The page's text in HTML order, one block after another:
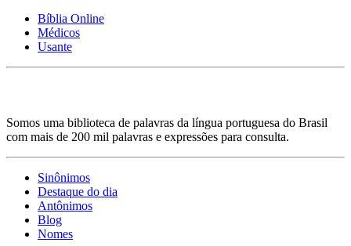
Bíblia Online
Médicos
Usante
Somos uma biblioteca de palavras da língua portuguesa do Brasil
com mais de 200 mil palavras e expressões para consulta.
Sinônimos
Destaque do dia
Antônimos
Blog
Nomes